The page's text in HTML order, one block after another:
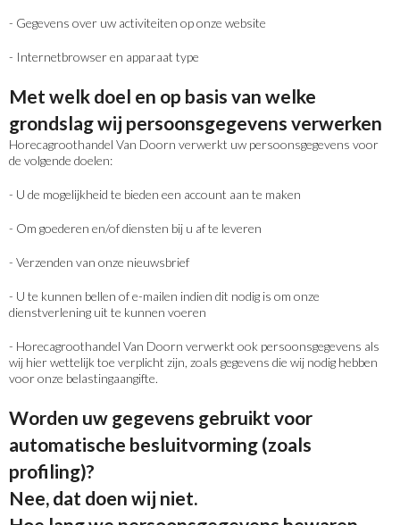
- Gegevens over uw activiteiten op onze website
- Internetbrowser en apparaat type
Met welk doel en op basis van welke
grondslag wij persoonsgegevens verwerken
Horecagroothandel Van Doorn verwerkt uw persoonsgegevens voor
de volgende doelen:
- U de mogelijkheid te bieden een account aan te maken
- Om goederen en/of diensten bij u af te leveren
- Verzenden van onze nieuwsbrief
- U te kunnen bellen of e-mailen indien dit nodig is om onze
dienstverlening uit te kunnen voeren
- Horecagroothandel Van Doorn verwerkt ook persoonsgegevens als
wij hier wettelijk toe verplicht zijn, zoals gegevens die wij nodig hebben
voor onze belastingaangifte.
Worden uw gegevens gebruikt voor
automatische besluitvorming (zoals
profiling)?
Nee, dat doen wij niet.